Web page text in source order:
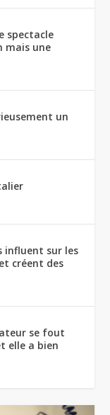
spectacle
mais une
un
influent sur les
créent des
se fout
elle a bien